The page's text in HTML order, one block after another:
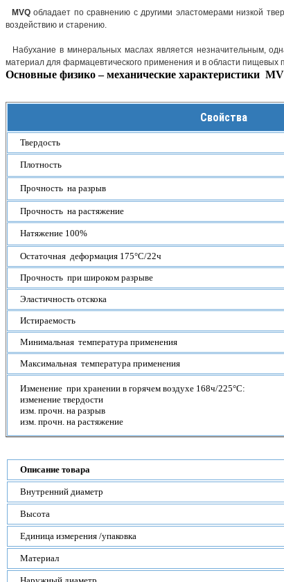
MVQобладает по сравнению с другими эластомерами низкой
воздействию и старению.
Набухание в минеральных маслах является незначительным,
материал для фармацевтического применения и в области пищевых
Основные физико – механические характеристики
Свойства
Твердость
Плотность
Прочность на разрыв
Прочность на растяжение
Натяжение 100%
Остаточная деформация 175°С/22ч
Прочность при широком разрыве
Эластичность отскока
Истираемость
Минимальная температура применения
Максимальная температура применения
Изменение при хранении в горячем воздухе 168ч/225°С:
изменение твердости
изм. прочн. на разрыв
изм. прочн. на растяжение
Описание товара
Внутренний диаметр
Высота
Единица измерения /упаковка
Материал